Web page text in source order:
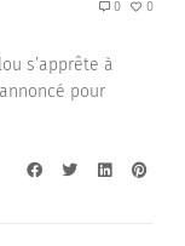
0 0
s’apprête à
pour